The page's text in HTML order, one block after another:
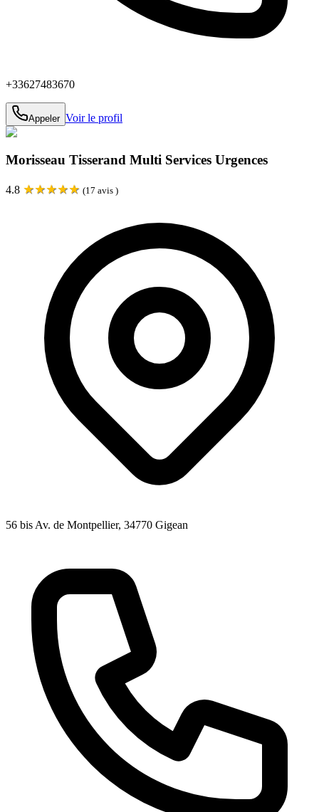
+33627483670
Appeler Voir le profil
Morisseau Tisserand Multi Services Urgences
4.8 ★★★★★ (17 avis )
56 bis Av. de Montpellier, 34770 Gigean